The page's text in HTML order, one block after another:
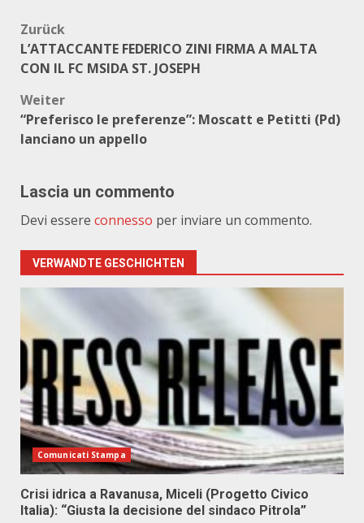
Beitragsnavigation
Zurück
L’ATTACCANTE FEDERICO ZINI FIRMA A MALTA
CON IL FC MSIDA ST. JOSEPH
Weiter
“Preferisco le preferenze”: Moscatt e Petitti (Pd)
lanciano un appello
Lascia un commento
Devi essere connesso per inviare un commento.
VERWANDTE GESCHICHTEN
Comunicati Stampa
Crisi idrica a Ravanusa, Miceli (Progetto Civico
Italia): “Giusta la decisione del sindaco Pitrola”